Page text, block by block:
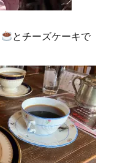
とチーズケーキで